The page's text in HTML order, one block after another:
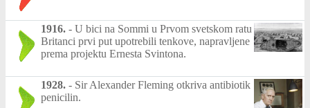
1916. - U bici na Sommi u Prvom svetskom ratu
Britanci prvi put upotrebili tenkove, napravljene
prema projektu Ernesta Svintona.
1928. - Sir Alexander Fleming otkriva antibiotik
penicilin.